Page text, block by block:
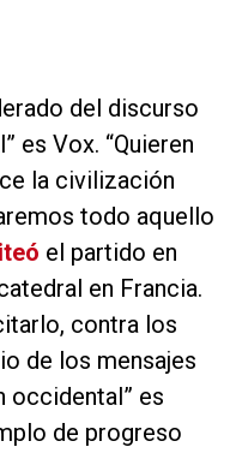
del discurso
es Vox. “Quieren
la civilización
todo aquello
el partido en
en Francia.
contra los
de los mensajes
occidental” es
de progreso